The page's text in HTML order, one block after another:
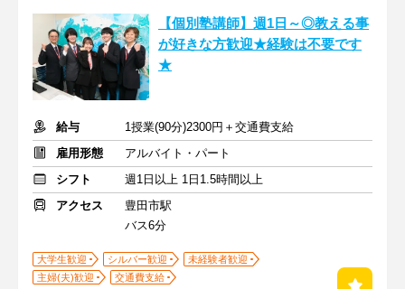
【個別塾講師】週1日～◎教える事
が好きな方歓迎★経験は不要です
★
給与
1授業(90分)2300円＋交通費支給
雇用形態
アルバイト・パート
シフト
週1日以上 1日1.5時間以上
アクセス
豊田市駅
バス6分
大学生歓迎 シルバー歓迎
未経験者歓迎
主婦(夫)歓迎
交通費支給